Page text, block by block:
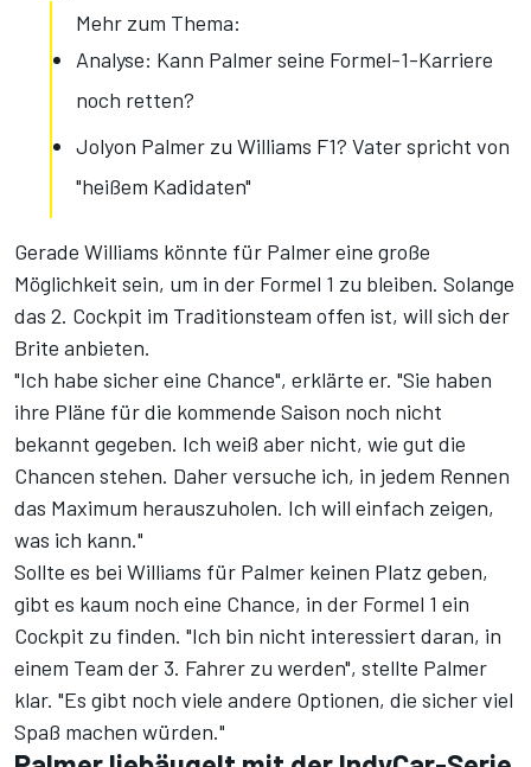
Mehr zum Thema:
Analyse: Kann Palmer seine Formel-1-Karriere
noch retten?
Jolyon Palmer zu Williams F1? Vater spricht von
"heißem Kadidaten"
Gerade Williams könnte für Palmer eine große
Möglichkeit sein, um in der Formel 1 zu bleiben. Solange
das 2. Cockpit im Traditionsteam offen ist, will sich der
Brite anbieten.
"Ich habe sicher eine Chance", erklärte er. "Sie haben
ihre Pläne für die kommende Saison noch nicht
bekannt gegeben. Ich weiß aber nicht, wie gut die
Chancen stehen. Daher versuche ich, in jedem Rennen
das Maximum herauszuholen. Ich will einfach zeigen,
was ich kann."
Sollte es bei Williams für Palmer keinen Platz geben,
gibt es kaum noch eine Chance, in der Formel 1 ein
Cockpit zu finden. "Ich bin nicht interessiert daran, in
einem Team der 3. Fahrer zu werden", stellte Palmer
klar. "Es gibt noch viele andere Optionen, die sicher viel
Spaß machen würden."